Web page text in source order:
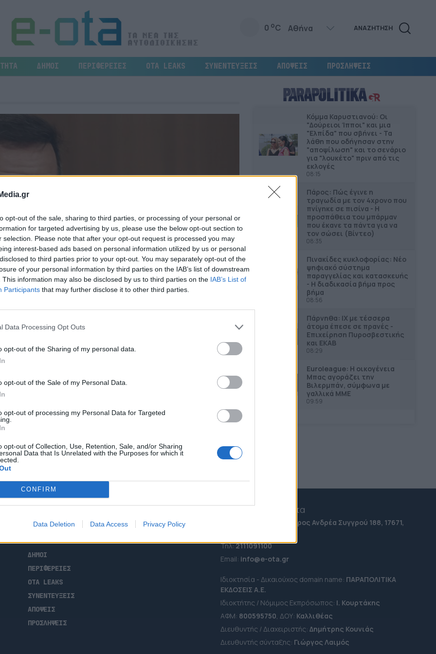
opt-out of the sale, sharing to third parties, or processing of your personal or
for targeted advertising by us, please use the below opt-out section to
selection. Please note that after your opt-out request is processed you may
interest-based ads based on personal information utilized by us or personal
to third parties prior to your opt-out. You may separately opt-out of the
of your personal information by third parties on the IAB’s list of downstream
This information may also be disclosed by us to third parties on the IAB’s List of
Participants that may further disclose it to other third parties.
Data Processing Opt Outs
opt-out of the Sharing of my personal data.
opt-out of the Sale of my Personal Data.
opt-out of processing my Personal Data for Targeted
opt-out of Collection, Use, Retention, Sale, and/or Sharing
Data that Is Unrelated with the Purposes for which it
CONFIRM
Data Deletion Data Access Privacy Policy
0 oC ΑΝΑΖΗΤΗΣΗ
ΔΗΜΟΙ ΠΕΡΙΦΕΡΕΙΕΣ OTA LEAKS ΣΥΝΕΝΤΕΥΞΕΙΣ ΑΠΟΨΕΙΣ ΠΡΟΣΛΗΨΕΙΣ
αλληλεγγύης για τη Γάζα καταδικάζει
παραβίαση του Διεθνούς Δικαίου και του
Αλληλεγγύης Global Sumud Flotilla.
Κόμμα Καρυστιανού: Οι
"Δούρειοι Ίπποι" και μια
"Ελπίδα" που σβήνει - Τα
λάθη που οδήγησαν στην
"αποψίλωση" και το σενάριο
για "λουκέτο" πριν από τις
εκλογές
08:15
Πάρος: Πώς έγινε η
τραγωδία με τον 4χρονο που
πνίγηκε σε πισίνα - Η
προσπάθεια του μπάρμαν
που έκανε τα πάντα για να
τον σώσει (Βίντεο)
08:35
Πινακίδες κυκλοφορίας: Νέο
ψηφιακό σύστημα
παραγγελίας και κατασκευής
- Η διαδικασία βήμα προς
βήμα
08:56
Πάρνηθα: ΙΧ με τέσσερα
άτομα έπεσε σε πρανές -
Επιχείρηση Πυροσβεστικής
και ΕΚΑΒ
08:29
Euroleague: Η οικογένεια
Μπας αγοράζει την
Βιλερμπάν, σύμφωνα με
γαλλικά ΜΜΕ
09:59
ΡΟΗ ΕΙΔΗΣΕΩΝ
ΕΠΙΚΑΙΡΟΤΗΤΑ
ΔΗΜΟΙ
ΠΕΡΙΦΕΡΕΙΕΣ
OTA LEAKS
ΣΥΝΕΝΤΕΥΞΕΙΣ
ΑΠΟΨΕΙΣ
ΠΡΟΣΛΗΨΕΙΣ
e-ota.gr | Ταυτότητα
Λεωφόρος Ανδρέα Συγγρού 188, 17671,
Τηλ:2111091100
Εmail: info@e-ota.gr
Ιδιοκτησία - Δικαιούχος domain name: ΠΑΡΑΠΟΛΙΤΙΚΑ
ΕΚΔΟΣΕΙΣ A.E.
Ιδιοκτήτης / Νόμιμος Εκπρόσωπος: Ι. Κουρτάκης
ΑΦΜ: 800595750 , ΔΟΥ: Καλλιθέας
Διευθυντής / Διαχειριστής:Δημήτρης Κουνιάς
Διευθυντής σύνταξης: Γιώργος Λαιμός